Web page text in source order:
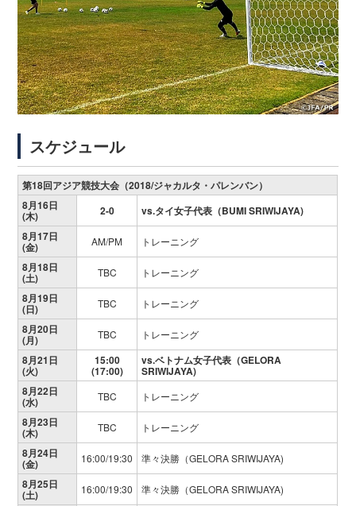
スケジュール
第18回アジア競技大会（2018/ジャカルタ・パレンバン）
8月16日
(木) 2-0
vs.タイ女子代表（BUMI SRIWIJAYA)
8月17日
(金) AM/PM トレーニング
8月18日
(土) TBC トレーニング
8月19日
(日) TBC トレーニング
8月20日
(月) TBC トレーニング
8月21日
(火)
15:00
(17:00)
vs.ベトナム女子代表（GELORA
SRIWIJAYA)
8月22日
(水) TBC トレーニング
8月23日
(木) TBC トレーニング
8月24日
(金) 16:00/19:30 準々決勝（GELORA SRIWIJAYA)
8月25日
(土) 16:00/19:30 準々決勝（GELORA SRIWIJAYA)